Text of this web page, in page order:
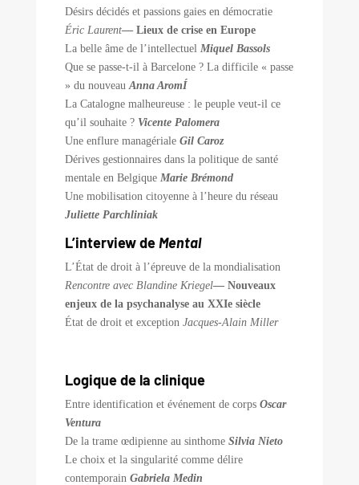
Désirs décidés et passions gaies en démocratie
Éric Laurent— Lieux de crise en Europe
La belle âme de l’intellectuel Miquel Bassols
Que se passe-t-il à Barcelone ? La difficile « passe
» du nouveau Anna AromÍ
La Catalogne malheureuse : le peuple veut-il ce
qu’il souhaite ? Vicente Palomera
Une enflure managériale Gil Caroz
Dérives gestionnaires dans la politique de santé
mentale en Belgique Marie Brémond
Une mobilisation citoyenne à l’heure du réseau
Juliette Parchliniak
L’interview deMental
L’État de droit à l’épreuve de la mondialisation
Rencontre avec Blandine Kriegel— Nouveaux
enjeux de la psychanalyse au XXIe siècle
État de droit et exception Jacques-Alain Miller
Logique de la clinique
Entre identification et événement de corps Oscar
Ventura
De la trame œdipienne au sinthome Silvia Nieto
Le choix et la singularité comme délire
contemporain Gabriela Medin